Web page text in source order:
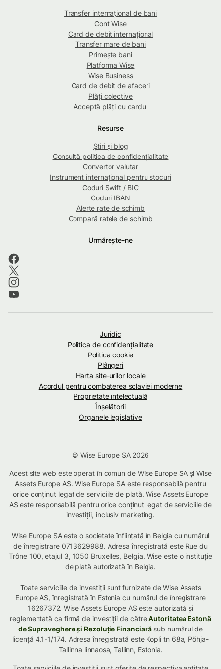
Transfer internațional de bani
Cont Wise
Card de debit internațional
Transfer mare de bani
Primește bani
Platforma Wise
Wise Business
Card de debit de afaceri
Plăți colective
Acceptă plăți cu cardul
Resurse
Știri și blog
Consultă politica de confidențialitate
Convertor valutar
Instrument internațional pentru stocuri
Coduri Swift / BIC
Coduri IBAN
Alerte rate de schimb
Compară ratele de schimb
Urmărește-ne
Juridic
Politica de confidenţialitate
Politica cookie
Plângeri
Harta site-urilor locale
Acordul pentru combaterea sclaviei moderne
Proprietate intelectuală
Înșelătorii
Organele legislative
© Wise Europe SA 2026
Acest site web este operat în comun de Wise Europe SA și Wise
Assets Europe AS. Wise Europe SA este responsabilă pentru
orice conținut legat de serviciile de plată. Wise Assets Europe
AS este responsabilă pentru orice conținut legat de serviciile de
investiții, inclusiv marketing.
Wise Europe SA este o societate înființată în Belgia cu numărul
de înregistrare 0713629988. Adresa înregistrată este Rue du
Trône 100, etajul 3, 1050 Bruxelles, Belgia. Wise este o instituție
de plată autorizată în Belgia.
Toate serviciile de investiții sunt furnizate de Wise Assets
Europe AS, înregistrată în Estonia cu numărul de înregistrare
16267372. Wise Assets Europe AS este autorizată și
reglementată ca firmă de investiții de cătreAutoritatea Estonă
de Supraveghere și Rezoluție Financiarăsub numărul de
licență 4.1-1/174. Adresa înregistrată este Kopli tn 68a, Põhja-
Tallinna linnaosa, Tallinn, Estonia.